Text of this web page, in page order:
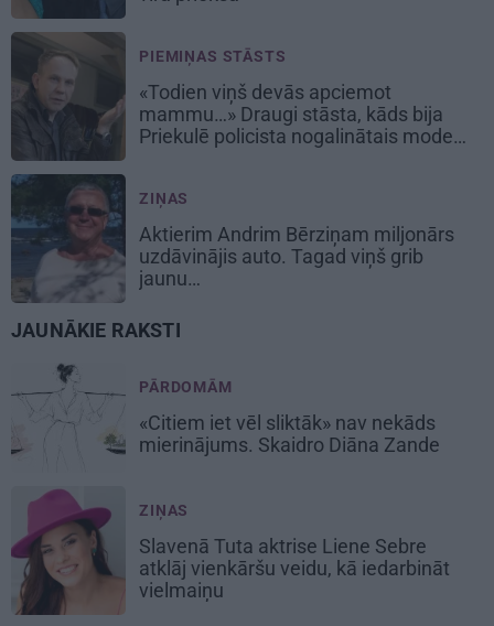
PIEMIŅAS STĀSTS
«Todien viņš devās apciemot
mammu…» Draugi stāsta, kāds bija
Priekulē policista nogalinātais modes
ZIŅAS
Aktierim Andrim Bērziņam miljonārs
uzdāvinājis auto. Tagad viņš grib
jaunu…
JAUNĀKIE RAKSTI
PĀRDOMĀM
«Citiem iet vēl sliktāk» nav nekāds
mierinājums. Skaidro Diāna Zande
ZIŅAS
Slavenā Tuta aktrise Liene Sebre
atklāj vienkāršu veidu, kā iedarbināt
vielmaiņu